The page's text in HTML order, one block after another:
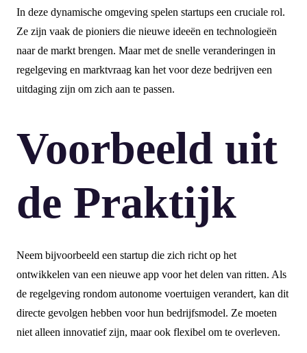
In deze dynamische omgeving spelen startups een cruciale rol.
Ze zijn vaak de pioniers die nieuwe ideeën en technologieën
naar de markt brengen. Maar met de snelle veranderingen in
regelgeving en marktvraag kan het voor deze bedrijven een
uitdaging zijn om zich aan te passen.
Voorbeeld uit
de Praktijk
Neem bijvoorbeeld een startup die zich richt op het
ontwikkelen van een nieuwe app voor het delen van ritten. Als
de regelgeving rondom autonome voertuigen verandert, kan dit
directe gevolgen hebben voor hun bedrijfsmodel. Ze moeten
niet alleen innovatief zijn, maar ook flexibel om te overleven.